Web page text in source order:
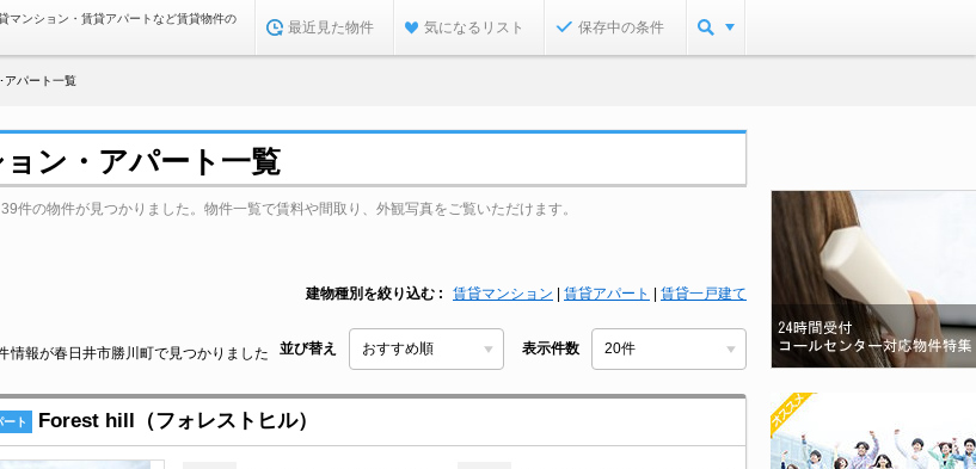
マンション・賃貸アパートなど賃貸物件の
最近見た物件 気になるリスト 保存中の条件
アパート一覧
ン・アパート一覧
件の物件が見つかりました。物件一覧で賃料や間取り、外観写真をご覧いただけます。
建物種別を絞り込む 賃貸マンション 賃貸アパート 賃貸一戸建て
情報が春日井市勝川町で見つかりました 並び替え 表示件数
ト Forest hill（フォレストヒル）